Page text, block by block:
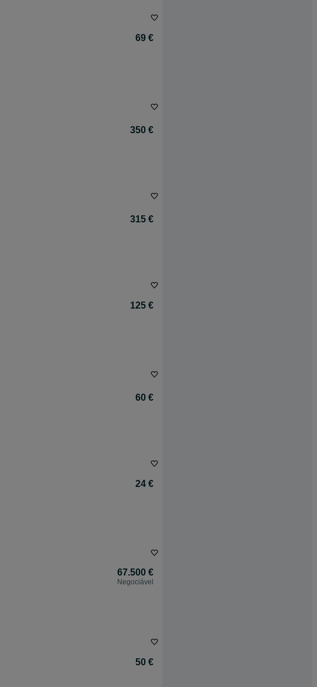
69 €
350 €
315 €
125 €
60 €
24 €
67.500 €
Negociável
50 €